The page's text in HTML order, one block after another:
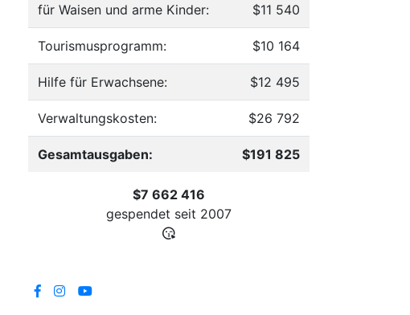
für Waisen und arme Kinder: $11 540
Tourismusprogramm: $10 164
Hilfe für Erwachsene: $12 495
Verwaltungskosten: $26 792
Gesamtausgaben: $191 825
$7 662 416
gespendet seit 2007